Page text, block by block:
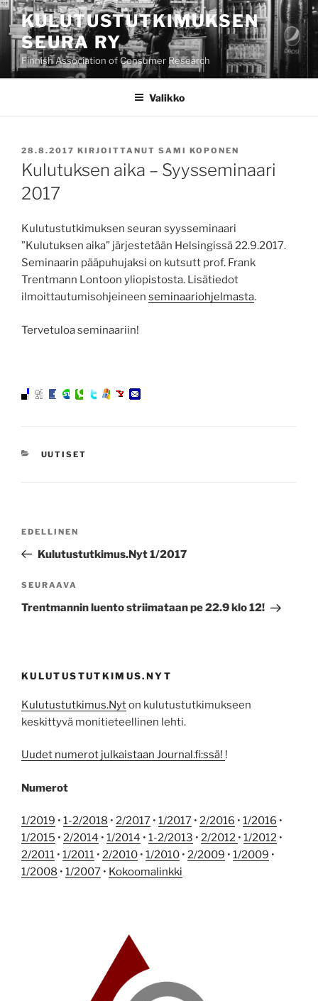
Siirry
sisältöönKULUTUSTUTKIMUKSEN
SEURA RY
Finnish Association of Consumer Research
Valikko
JULKAISTU
28.8.2017 KIRJOITTANUT SAMI KOPONEN
Kulutuksen aika – Syysseminaari
2017
Kulutustutkimuksen seuran syysseminaari
”Kulutuksen aika” järjestetään Helsingissä 22.9.2017.
Seminaarin pääpuhujaksi on kutsutt prof. Frank
Trentmann Lontoon yliopistosta. Lisätiedot
ilmoittautumisohjeineen seminaariohjelmasta.
Tervetuloa seminaariin!
KATEGORIAT
UUTISET
Edellinen
artikkeli
EDELLINEN
Kulutustutkimus.Nyt 1/2017
Seuraava
artikkeli
SEURAAVA
Trentmannin luento striimataan pe 22.9 klo 12!
KULUTUSTUTKIMUS.NYT
Kulutustutkimus.Nyton kulutustutkimukseen
keskittyvä monitieteellinen lehti.
Uudet numerot julkaistaan Journal.fi:ssä! !
Numerot
1/2019 • 1-2/2018 • 2/2017 • 1/2017 • 2/2016 • 1/2016 •
1/2015 • 2/2014 • 1/2014 • 1-2/2013 • 2/2012 • 1/2012 •
2/2011 • 1/2011 • 2/2010 • 1/2010 • 2/2009 • 1/2009 •
1/2008 • 1/2007 • Kokoomalinkki